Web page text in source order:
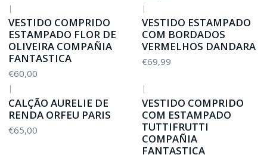
|
VESTIDO COMPRIDO
ESTAMPADO FLOR DE
OLIVEIRA COMPAÑIA
FANTASTICA
€60,00
|
VESTIDO ESTAMPADO
COM BORDADOS
VERMELHOS DANDARA
€69,99
|
CALÇÃO AURELIE DE
RENDA ORFEU PARIS
€65,00
|
VESTIDO COMPRIDO
COM ESTAMPADO
TUTTIFRUTTI
COMPAÑIA
FANTASTICA